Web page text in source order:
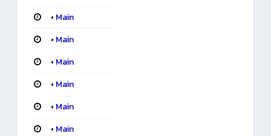
• Main
• Main
• Main
• Main
• Main
• Main